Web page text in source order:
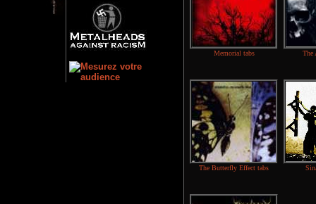
Memorial tabs The
The Butterfly Effect tabs